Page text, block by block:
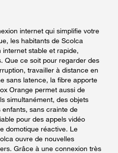
internet qui simplifie votre
les habitants de Scolca
internet stable et rapide,
Que ce soit pour regarder des
travailler à distance en
sans latence, la fibre apporte
Orange permet aussi de
simultanément, des objets
enfants, sans crainte de
pour des appels vidéo
domotique réactive. Le
ouvre de nouvelles
Grâce à une connexion très